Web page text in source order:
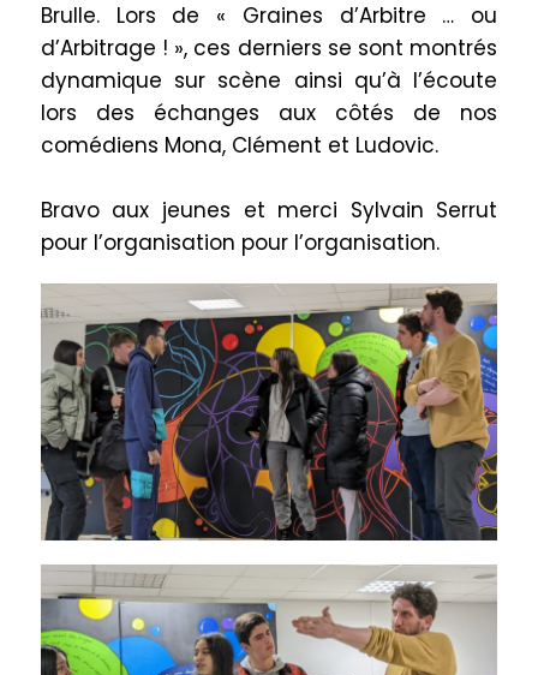
Brulle. Lors de « Graines d’Arbitre … ou
d’Arbitrage ! », ces derniers se sont montrés
dynamique sur scène ainsi qu’à l’écoute
lors des échanges aux côtés de nos
comédiens Mona, Clément et Ludovic.
Bravo aux jeunes et merci Sylvain Serrut
pour l’organisation pour l’organisation.